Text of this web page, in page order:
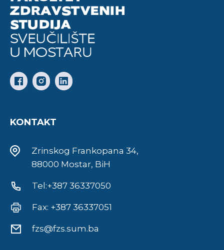
KONTAKT
Zrinskog Frankopana 34,
88000 Mostar, BiH
Tel:+387 36337050
Fax: +387 36337051
fzs@fzs.sum.ba